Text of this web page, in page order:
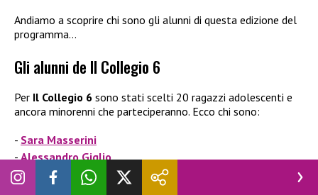
Andiamo a scoprire chi sono gli alunni di questa edizione del
programma…
Gli alunni de Il Collegio 6
Per Il Collegio 6 sono stati scelti 20 ragazzi adolescenti e
ancora minorenni che parteciperanno. Ecco chi sono:
Sara Masserini
Alessandro Giglio
Federica Cangiano